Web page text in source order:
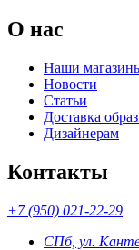
О нас
Наши
Новости
Статьи
Доставка
Дизайнерам
Контакты
+7 (950) 021-22-29
СПб, ул.